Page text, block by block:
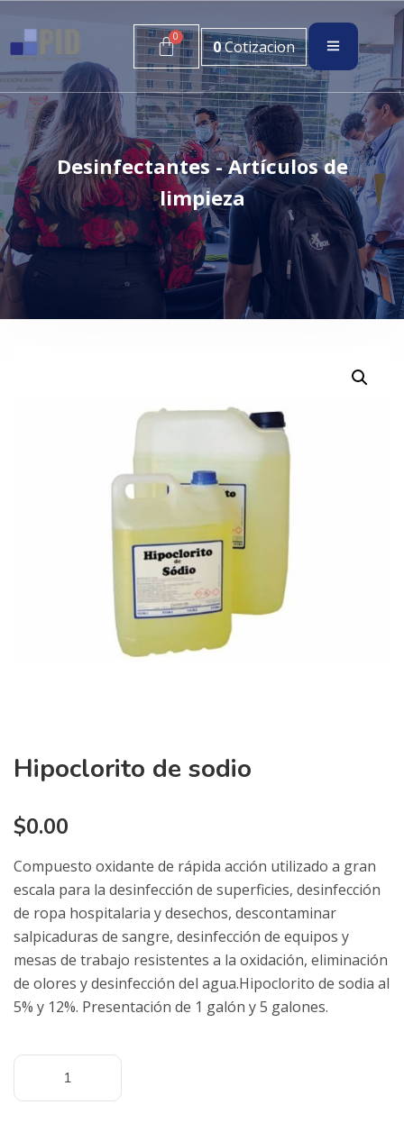
0Cotizacion
Desinfectantes - Artículos de
limpieza
Hipoclorito de sodio
$0.00
Compuesto oxidante de rápida acción utilizado a gran
escala para la desinfección de superficies, desinfección
de ropa hospitalaria y desechos, descontaminar
salpicaduras de sangre, desinfección de equipos y
mesas de trabajo resistentes a la oxidación, eliminación
de olores y desinfección del agua.Hipoclorito de sodia al
5% y 12%. Presentación de 1 galón y 5 galones.